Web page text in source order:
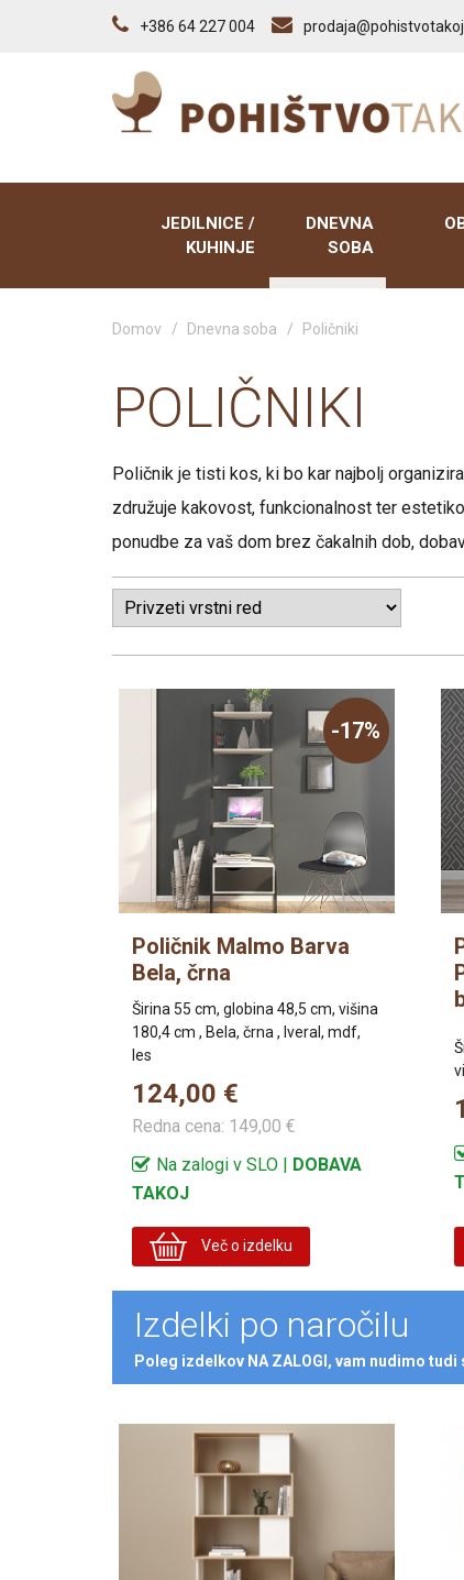
+386 64 227 004
JEDILNICE /
KUHINJE
Predalniki
DNEVNA
SOBA
Klubske mize
Vitrine
Omare
Domov / Dnevna soba / Poličniki
POLIČNIKI
Poličnik je tisti kos, ki bo kar najbolj
združuje kakovost, funkcionalnost ter
ponudbe za vaš dom brez čakalnih dob,
-17%
Poličnik Malmo Barva
Bela, črna
Širina 55 cm, globina 48,5 cm, višina
180,4 cm , Bela, črna , Iveral, mdf,
les
124,00 €
Redna cena: 149,00 €
Na zalogi v SLO | DOBAVA
TAKOJ
Več o izdelku
Izdelki po naročilu
Poleg izdelkov NA ZALOGI, vam nudimo